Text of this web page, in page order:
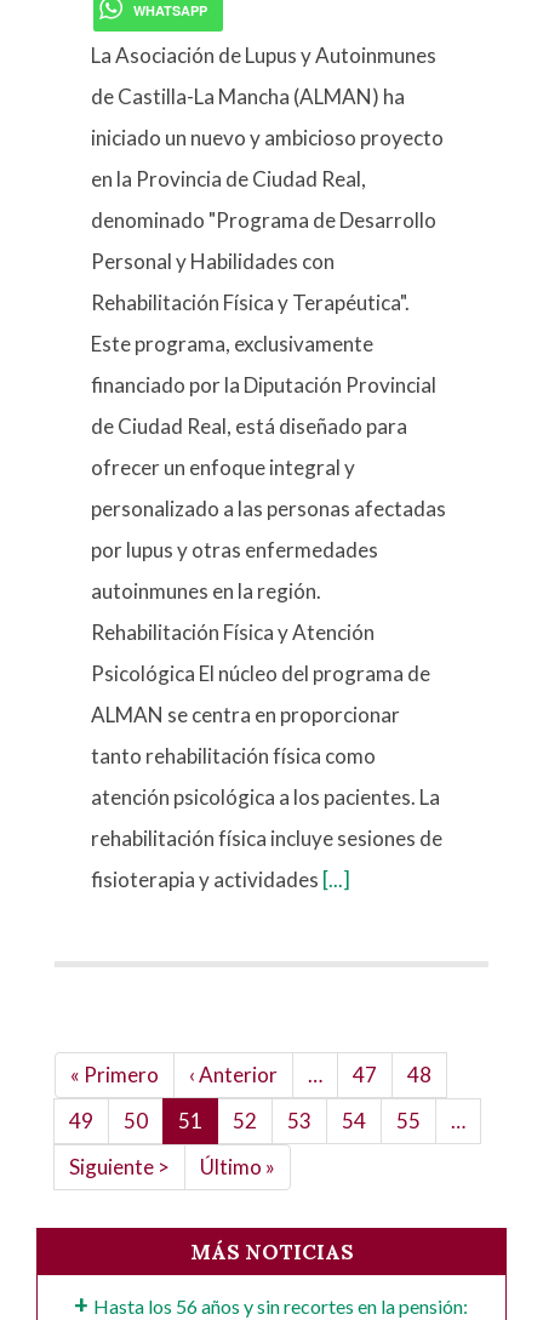
WHATSAPP
La Asociación de Lupus y Autoinmunes
de Castilla-La Mancha (ALMAN) ha
iniciado un nuevo y ambicioso proyecto
en la Provincia de Ciudad Real,
denominado "Programa de Desarrollo
Personal y Habilidades con
Rehabilitación Física y Terapéutica".
Este programa, exclusivamente
financiado por la Diputación Provincial
de Ciudad Real, está diseñado para
ofrecer un enfoque integral y
personalizado a las personas afectadas
por lupus y otras enfermedades
autoinmunes en la región.
Rehabilitación Física y Atención
Psicológica El núcleo del programa de
ALMAN se centra en proporcionar
tanto rehabilitación física como
atención psicológica a los pacientes. La
rehabilitación física incluye sesiones de
fisioterapia y actividades [...]
Paginación
Primera
página
« Primero
Página
anterior
‹ Anterior … Page
47 Page
48
Page
49 Page
50
Página
actual
51 Page
52 Page
53 Page
54 Page
55
…
Siguiente
página
Siguiente >
Última
página
Último »
MÁS NOTICIAS
Hasta los 56 años y sin recortes en la pensión: